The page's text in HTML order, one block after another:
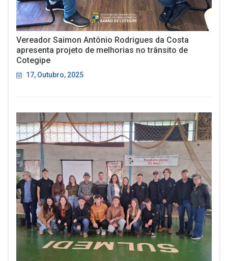
Vereador Saimon Antônio Rodrigues da Costa
apresenta projeto de melhorias no trânsito de
Cotegipe
17, Outubro, 2025